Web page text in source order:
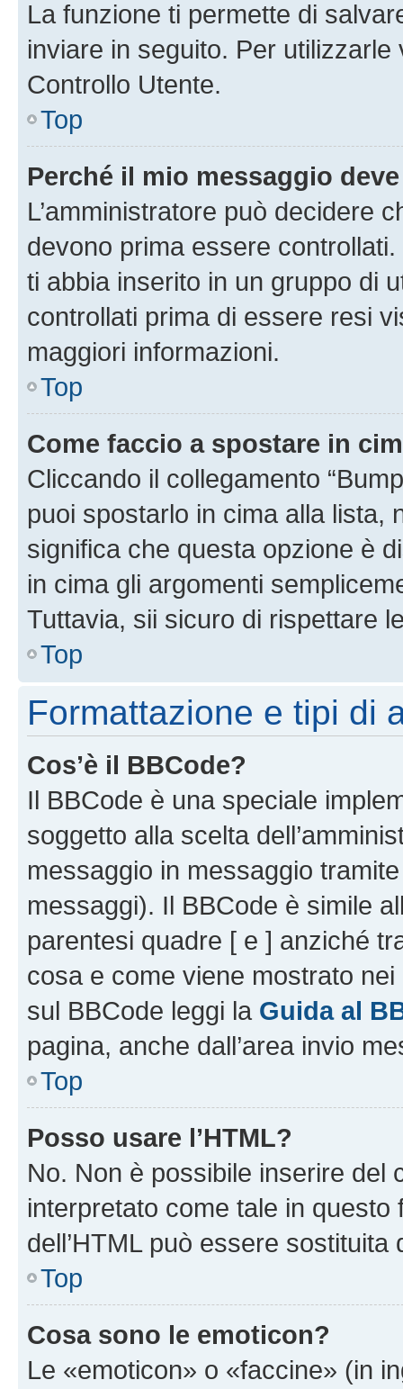
La funzione ti permette di
inviare in seguito. Per utilizzarle
Controllo Utente.
Top
Perché il mio messaggio
L’amministratore può decidere
devono prima essere
ti abbia inserito in un gruppo di
controllati prima di essere resi
maggiori informazioni.
Top
Come faccio a spostare in
Cliccando il collegamento
puoi spostarlo in cima alla lista,
significa che questa opzione è
in cima gli argomenti
Tuttavia, sii sicuro di rispettare
Top
Formattazione e tipi di
Cos’è il BBCode?
Il BBCode è una speciale
soggetto alla scelta
messaggio in messaggio
messaggi). Il BBCode è simile
parentesi quadre [ e ] anziché
cosa e come viene mostrato
sul BBCode leggi la Guida al
pagina, anche dall’area invio
Top
Posso usare l’HTML?
No. Non è possibile inserire del
interpretato come tale in
dell’HTML può essere sostituita
Top
Cosa sono le emoticon?
Le «emoticon» o «faccine» (in